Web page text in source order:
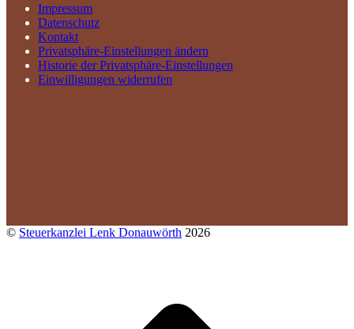
Impressum
Datenschutz
Kontakt
Privatsphäre-Einstellungen ändern
Historie der Privatsphäre-Einstellungen
Einwilligungen widerrufen
© Steuerkanzlei Lenk Donauwörth 2026